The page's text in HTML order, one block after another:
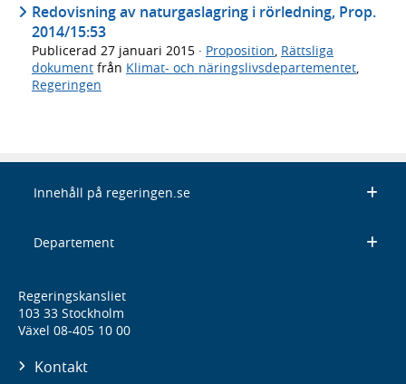
Redovisning av naturgaslagring i rörledning, Prop.
2014/15:53
Publicerad 27 januari 2015 · Proposition Rättsliga
dokument från Klimat- och näringslivsdepartementet
Regeringen
Innehåll på regeringen.se
Departement
Regeringskansliet
103 33 Stockholm
Växel 08-405 10 00
Kontakt